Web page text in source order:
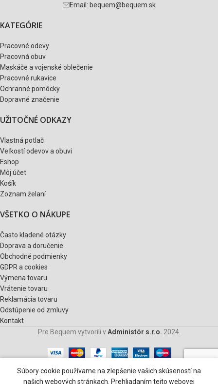
Email: bequem@bequem.sk
KATEGÓRIE
Pracovné odevy
Pracovná obuv
Maskáče a vojenské oblečenie
Pracovné rukavice
Ochranné pomôcky
Dopravné značenie
UŽITOČNÉ ODKAZY
Vlastná potlač
Veľkostí odevov a obuvi
Eshop
Môj účet
Košík
Zoznam želaní
VŠETKO O NÁKUPE
Často kladené otázky
Doprava a doručenie
Obchodné podmienky
GDPR a cookies
Výmena tovaru
Vrátenie tovaru
Reklamácia tovaru
Odstúpenie od zmluvy
Kontakt
Pre Bequem vytvorili vAdministör s.r.o. 2024.
Súbory cookie používame na zlepšenie vašich skúseností na
našich webových stránkach. Prehliadaním tejto webovej
Zoznam želaní
Košík
Môj účet